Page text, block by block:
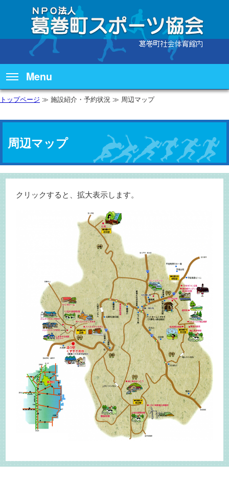
Menu
トップページ ≫ 施設紹介・予約状況 ≫ 周辺マップ
周辺マップ
クリックすると、拡大表示します。